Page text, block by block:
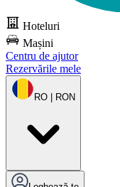
Hoteluri
Mașini
Centru de ajutor
Rezervările mele
RO | RON